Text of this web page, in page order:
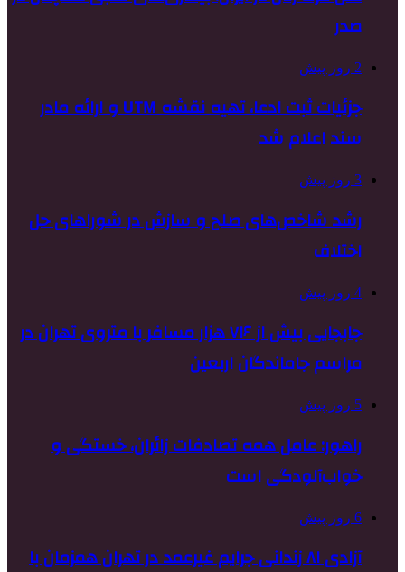
صدر
2 روز پیش
جزئیات ثبت ادعا، تهیه نقشه UTM و ارائه مادر
سند اعلام شد
3 روز پیش
رشد شاخص‌های صلح و سازش در شوراهای حل
اختلاف
4 روز پیش
جابجایی بیش از ۷۱۶ هزار مسافر با متروی تهران در
مراسم جاماندگان اربعین
5 روز پیش
راهور: عامل همه تصادفات زائران، خستگی و
خواب‌آلودگی است
6 روز پیش
آزادی ۸۱ زندانی جرایم غیرعمد در تهران همزمان با